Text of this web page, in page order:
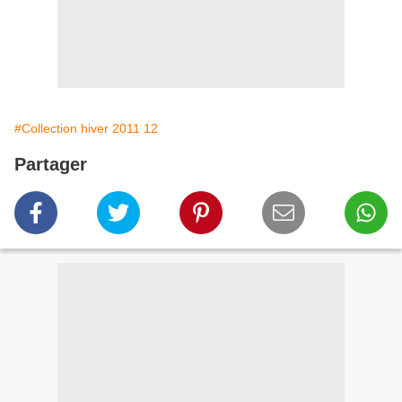
#Collection hiver 2011 12
Partager